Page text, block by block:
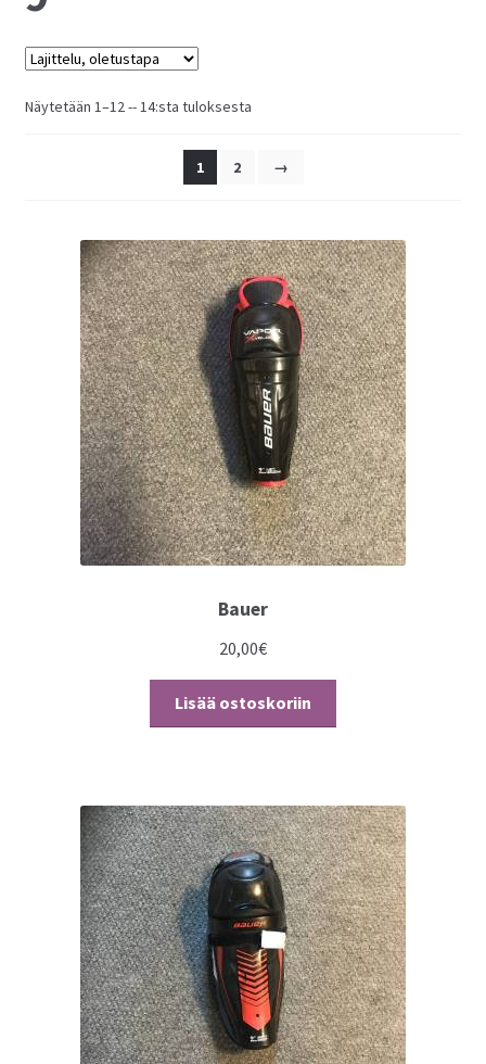
Näytetään 1–12 -- 14:sta tuloksesta
1 2 →
Bauer
20,00€
Lisää ostoskoriin